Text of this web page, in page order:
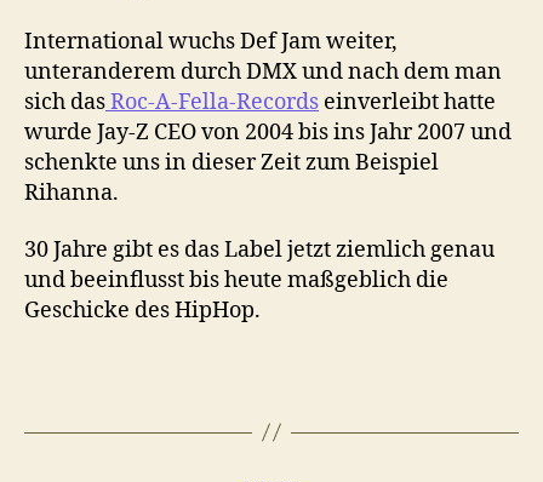
International wuchs Def Jam weiter,
unteranderem durch DMX und nach dem man
sich dasRoc-A-Fella-Records einverleibt hatte
wurde Jay-Z CEO von 2004 bis ins Jahr 2007 und
schenkte uns in dieser Zeit zum Beispiel
Rihanna.
30 Jahre gibt es das Label jetzt ziemlich genau
und beeinflusst bis heute maßgeblich die
Geschicke des HipHop.